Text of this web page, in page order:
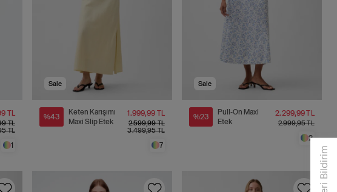
TL
TL
TL
1
Sale
%43
Keten Karışımı
Maxi Slip Etek
2.599,99 TL
3.499,95 TL
1.999,99 TL
7
Sale
%23
Pull-On Maxi
Etek
2.999,95 TL
2.299,99 TL
2